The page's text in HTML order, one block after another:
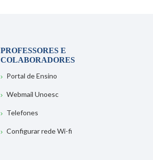
PROFESSORES E
COLABORADORES
Portal de Ensino
Webmail Unoesc
Telefones
Configurar rede Wi-fi